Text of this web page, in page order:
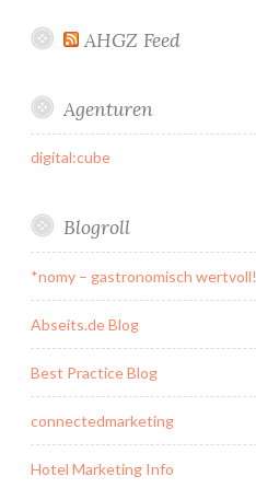
AHGZ Feed
Agenturen
digital:cube
Blogroll
*nomy – gastronomisch wertvoll!
Abseits.de Blog
Best Practice Blog
connectedmarketing
Hotel Marketing Info